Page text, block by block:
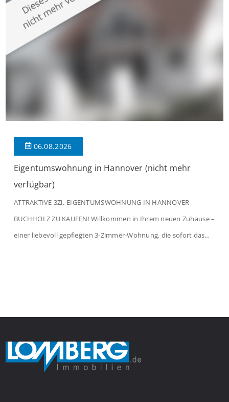
verbindet. Der […]
06.08.2026
Eigentumswohnung in Hannover (nicht mehr
verfügbar)
ATTRAKTIVE 3Zi.-EIGENTUMSWOHNUNG IN HANNOVER
BUCHHOLZ ZU KAUFEN! Willkommen in Ihrem neuen Zuhause –
einer liebevoll gepflegten 3-Zimmer-Wohnung, die sofort das